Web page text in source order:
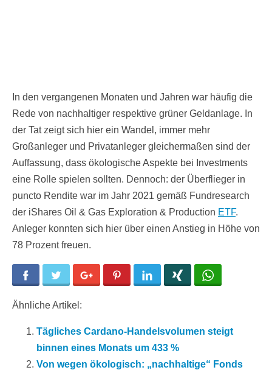
In den vergangenen Monaten und Jahren war häufig die
Rede von nachhaltiger respektive grüner Geldanlage. In
der Tat zeigt sich hier ein Wandel, immer mehr
Großanleger und Privatanleger gleichermaßen sind der
Auffassung, dass ökologische Aspekte bei Investments
eine Rolle spielen sollten. Dennoch: der Überflieger in
puncto Rendite war im Jahr 2021 gemäß Fundresearch
der iShares Oil & Gas Exploration & Production ETF.
Anleger konnten sich hier über einen Anstieg in Höhe von
78 Prozent freuen.
Facebook Twitter Google+ Pinterest LinkedIn
Ähnliche Artikel:
Tägliches Cardano-Handelsvolumen steigt
binnen eines Monats um 433 %
Von wegen ökologisch: „nachhaltige“ Fonds